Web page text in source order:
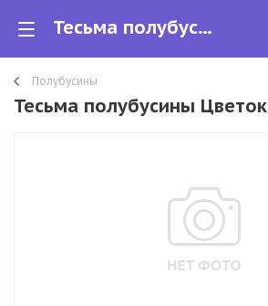
Тесьма полубусины Цветок
Полубусины
Тесьма полубусины Цветок